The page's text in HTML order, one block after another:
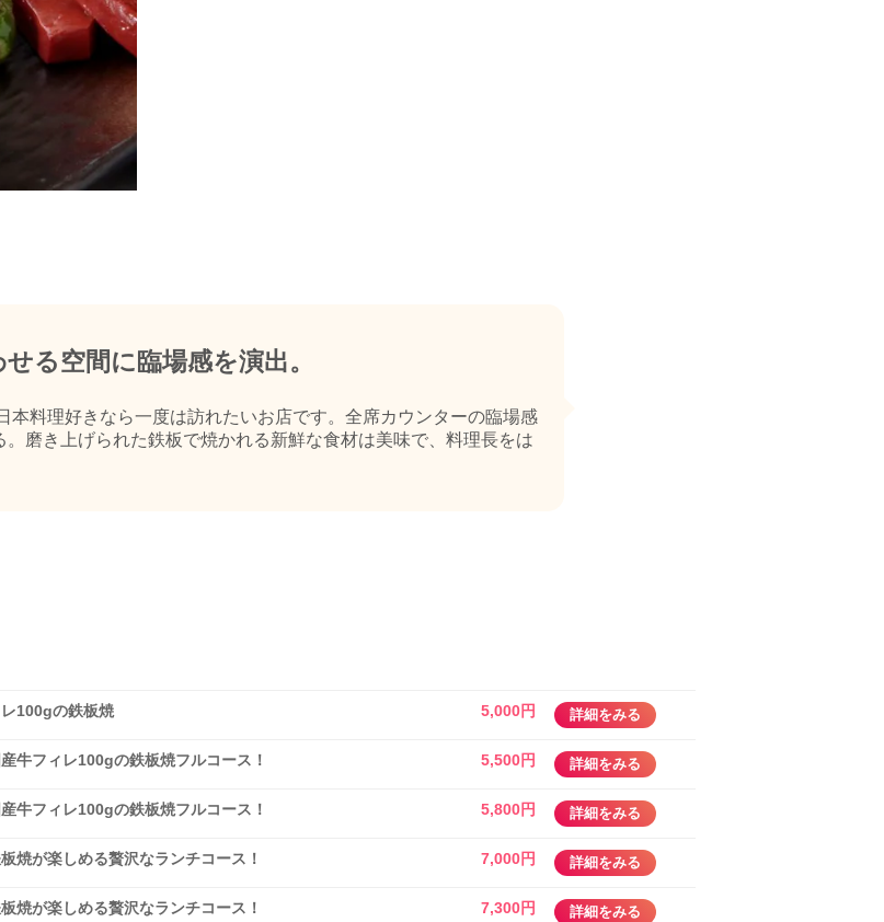
る空間に臨場感を演出。
本料理好きなら一度は訪れたいお店です。全席カウンターの臨場感
磨き上げられた鉄板で焼かれる新鮮な食材は美味で、料理長をは
100gの鉄板焼 5,000円 詳細をみる
牛フィレ100gの鉄板焼フルコース！ 5,500円 詳細をみる
牛フィレ100gの鉄板焼フルコース！ 5,800円 詳細をみる
焼が楽しめる贅沢なランチコース！ 7,000円 詳細をみる
焼が楽しめる贅沢なランチコース！ 7,300円 詳細をみる